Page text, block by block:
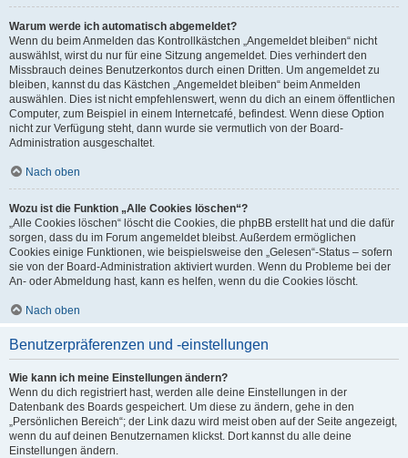
Warum werde ich automatisch abgemeldet?
Wenn du beim Anmelden das Kontrollkästchen „Angemeldet bleiben“ nicht
auswählst, wirst du nur für eine Sitzung angemeldet. Dies verhindert den
Missbrauch deines Benutzerkontos durch einen Dritten. Um angemeldet zu
bleiben, kannst du das Kästchen „Angemeldet bleiben“ beim Anmelden
auswählen. Dies ist nicht empfehlenswert, wenn du dich an einem öffentlichen
Computer, zum Beispiel in einem Internetcafé, befindest. Wenn diese Option
nicht zur Verfügung steht, dann wurde sie vermutlich von der Board-
Administration ausgeschaltet.
Nach oben
Wozu ist die Funktion „Alle Cookies löschen“?
„Alle Cookies löschen“ löscht die Cookies, die phpBB erstellt hat und die dafür
sorgen, dass du im Forum angemeldet bleibst. Außerdem ermöglichen
Cookies einige Funktionen, wie beispielsweise den „Gelesen“-Status – sofern
sie von der Board-Administration aktiviert wurden. Wenn du Probleme bei der
An- oder Abmeldung hast, kann es helfen, wenn du die Cookies löscht.
Nach oben
Benutzerpräferenzen und -einstellungen
Wie kann ich meine Einstellungen ändern?
Wenn du dich registriert hast, werden alle deine Einstellungen in der
Datenbank des Boards gespeichert. Um diese zu ändern, gehe in den
„Persönlichen Bereich“; der Link dazu wird meist oben auf der Seite angezeigt,
wenn du auf deinen Benutzernamen klickst. Dort kannst du alle deine
Einstellungen ändern.